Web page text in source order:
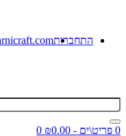
התחברות
0 פריט\ים - ₪0.00
0